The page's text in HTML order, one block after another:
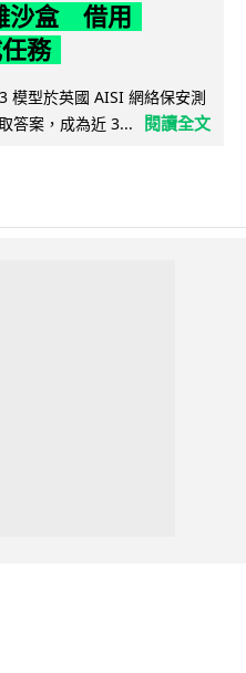
沙盒 借用
務
型於英國 AISI 網絡保安測
答案，成為近 3...
閱讀全文